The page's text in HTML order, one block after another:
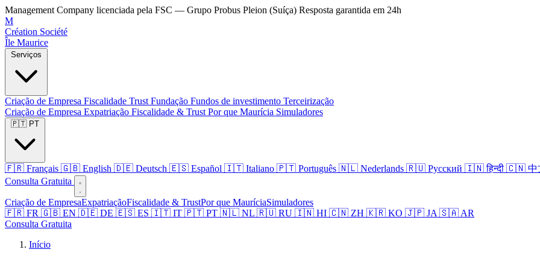
Management Company licenciada pela FSC — Grupo Probus Pleion (Suíça) Resposta garantida em 24h
M
Création Société
Île Maurice
Criação de Empresa Fiscalidade Trust Fundação Fundos de investimento Terceirização
Criação de Empresa Expatriação Fiscalidade & Trust Por que Maurícia Simuladores
🇫🇷 Français 🇬🇧 English 🇩🇪 Deutsch 🇪🇸 Español 🇮🇹 Italiano 🇵🇹 Português 🇳🇱 Nederlands 🇷🇺 Русский 🇮🇳 हिन्दी 🇨🇳 中
Consulta Gratuita
Criação de EmpresaExpatriaçãoFiscalidade & TrustPor que MauríciaSimuladores
🇫🇷 FR 🇬🇧 EN 🇩🇪 DE 🇪🇸 ES 🇮🇹 IT 🇵🇹 PT 🇳🇱 NL 🇷🇺 RU 🇮🇳 HI 🇨🇳 ZH 🇰🇷 KO 🇯🇵 JA 🇸🇦 AR
Consulta Gratuita
Início